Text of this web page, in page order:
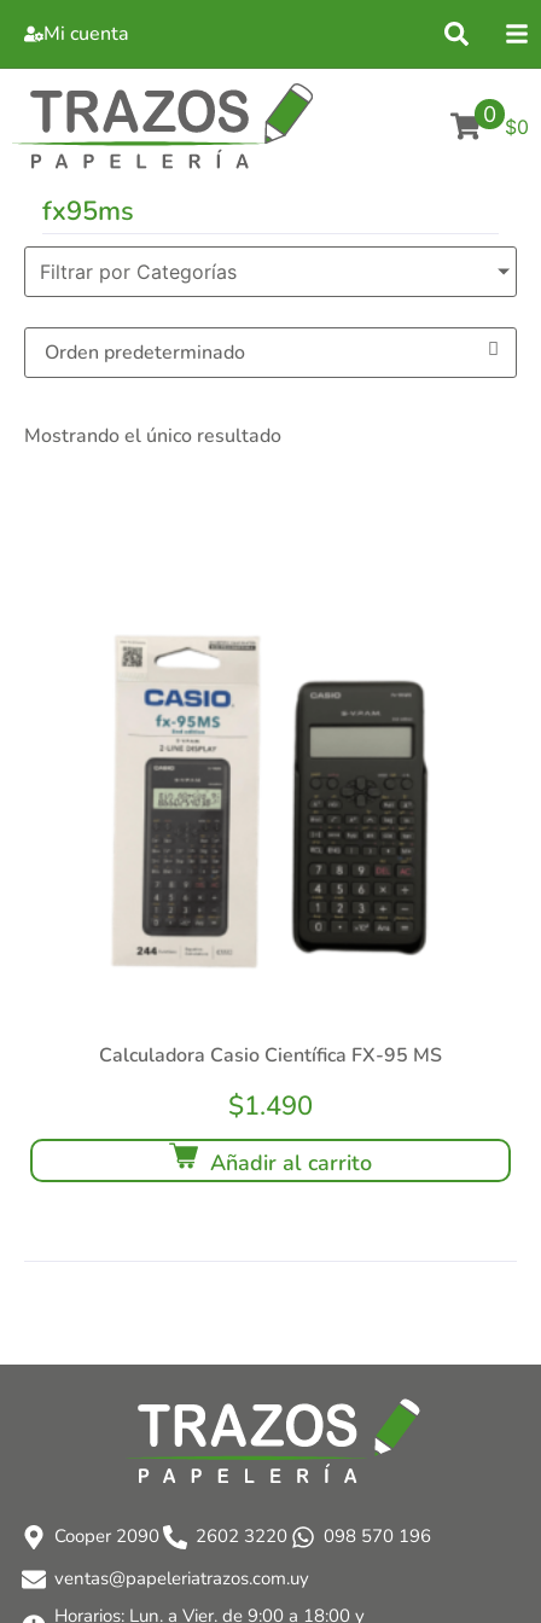
Mi cuenta
0 $0
fx95ms
Filtrar por Categorías
Mostrando el único resultado
Calculadora Casio Científica FX-95 MS
$1.490
Añadir al carrito
Cooper 2090 2602 3220
098 570 196
ventas@papeleriatrazos.com.uy
Horarios: Lun. a Vier. de 9:00 a 18:00 y